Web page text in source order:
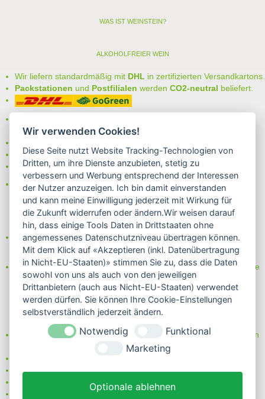
WAS IST WEINSTEIN?
ALKOHOLFREIER WEIN
Wir liefern standardmäßig mit DHL in zertifizierten Versandkartons.
Packstationen und Postfilialen werden CO2-neutral beliefert.
auswählen:
- Rechnung
- Lastschrift/Bankeinzug
Das Internetsiegel "GEPRÜFTER SHOP – Sicher einkaufen":
Partner von:
Wine in Moderation - bewußt genießen
Erfahren Sie mehr über Biowein in unserem Blog oder Folgen Sie
uns!
Blog
Facebook
Instagram
Neben einem ausgesuchten Sortiment an Biowein, Biospirituosen
und Biofeinkost bieten wir Ihnen u.a. folgende
nur 5,79 EUR Versand (DE)
ab 95 EUR frei Haus (DE)
14 Tage Rückgaberecht
Wir verwenden Cookies!
Diese Seite nutzt Website Tracking-Technologien von
Dritten, um ihre Dienste anzubieten, stetig zu
verbessern und Werbung entsprechend der Interessen
der Nutzer anzuzeigen. Ich bin damit einverstanden
und kann meine Einwilligung jederzeit mit Wirkung für
die Zukunft widerrufen oder ändern.Wir weisen darauf
hin, dass einige Tools Daten in Drittstaaten ohne
angemessenes Datenschutzniveau übertragen können.
Mit dem Klick auf «Akzeptieren (inkl. Datenübertragung
in Nicht-EU-Staaten)» stimmen Sie zu, dass die Daten
sowohl von uns als auch von den jeweiligen
Drittanbietern (auch aus Nicht-EU-Staaten) verwendet
werden dürfen. Sie können Ihre Cookie-Einstellungen
selbstverständlich jederzeit ändern.
Notwendig
Funktional
Marketing
Optionale ablehnen